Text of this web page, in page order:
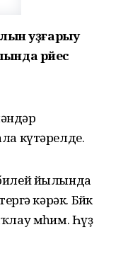
уҙғарыу
рәйес
күтәрелде.
йылында
кәрәк. Бөйөк
мөһим. Һүҙ